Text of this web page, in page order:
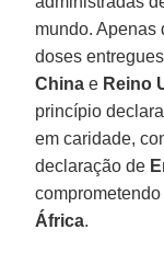
mundo. Apenas
doses
Chinae Reino
princípio
em caridade,
declaração de
África.